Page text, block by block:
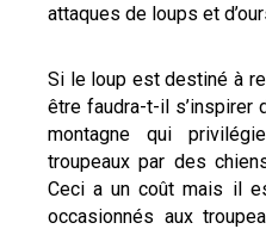
attaques de loups et
Si le loup est destiné à
être faudra-t-il s’inspirer
montagne qui
troupeaux par des
Ceci a un coût mais il
occasionnés aux